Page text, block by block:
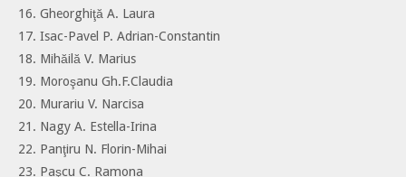
16. Gheorghiţă A. Laura
17. Isac-Pavel P. Adrian-Constantin
18. Mihăilă V. Marius
19. Moroşanu Gh.F.Claudia
20. Murariu V. Narcisa
21. Nagy A. Estella-Irina
22. Panţiru N. Florin-Mihai
23. Paşcu C. Ramona